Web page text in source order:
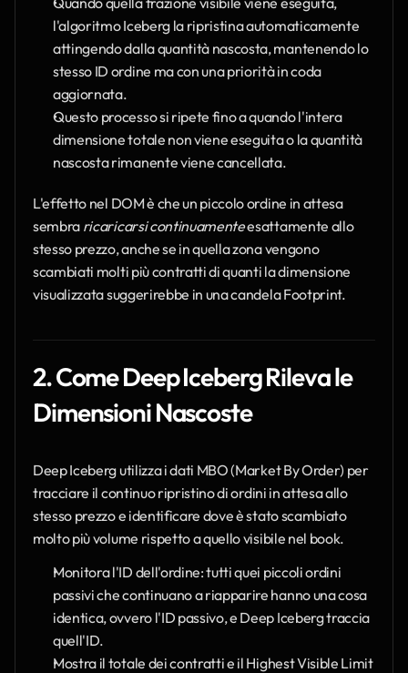
l'algoritmo Iceberg la ripristina automaticamente
attingendo dalla quantità nascosta, mantenendo lo
stesso ID ordine ma con una priorità in coda
aggiornata.
Questo processo si ripete fino a quando l'intera
dimensione totale non viene eseguita o la quantità
nascosta rimanente viene cancellata.
L'effetto nel DOM è che un piccolo ordine in attesa
sembra ricaricarsi continuamente esattamente allo
stesso prezzo, anche se in quella zona vengono
scambiati molti più contratti di quanti la dimensione
visualizzata suggerirebbe in una candela Footprint.
2. Come Deep Iceberg Rileva le
Dimensioni Nascoste
Deep Iceberg utilizza i dati MBO (Market By Order) per
tracciare il continuo ripristino di ordini in attesa allo
stesso prezzo e identificare dove è stato scambiato
molto più volume rispetto a quello visibile nel book.
Monitora l'ID dell'ordine: tutti quei piccoli ordini
passivi che continuano a riapparire hanno una cosa
identica, ovvero l'ID passivo, e Deep Iceberg traccia
quell'ID.
Mostra il totale dei contratti e il Highest Visible Limit